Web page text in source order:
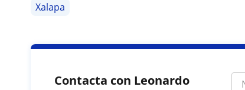
Xalapa
Contacta con Leonardo